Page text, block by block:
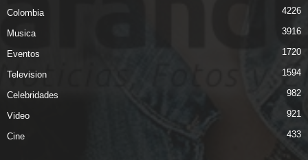
Colombia 4226
Musica 3916
Eventos 1720
Television 1594
Celebridades 982
Video 921
Cine 433